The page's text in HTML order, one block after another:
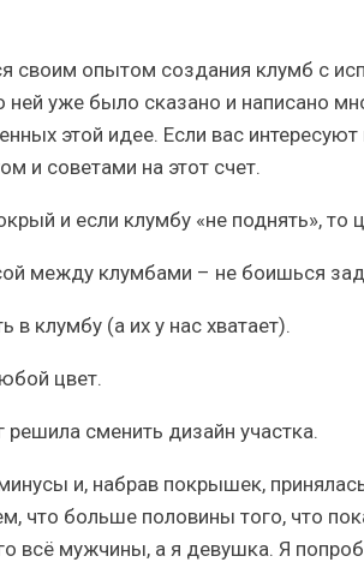
своим опытом создания клумб с
ней уже было сказано и написано
этой идее. Если вас
и советами на этот счет.
и если клумбу «не поднять», то
между клумбами – не боишься
клумбу (а их у нас хватает).
цвет.
решила сменить дизайн участка.
и, набрав покрышек,
что больше половины того, что
всё мужчины, а я девушка. Я